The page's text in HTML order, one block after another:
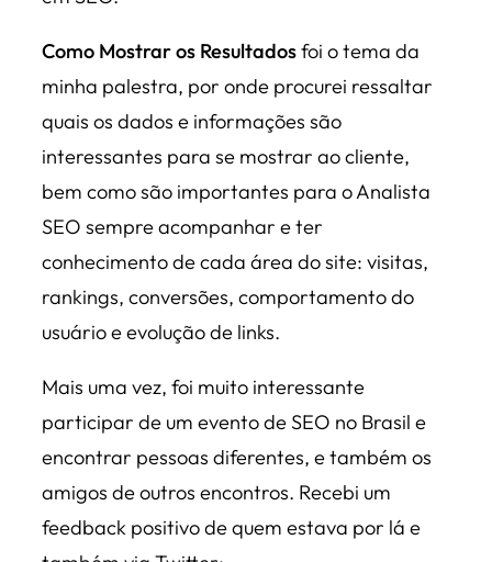
Como Mostrar os Resultadosfoi o tema da
minha palestra, por onde procurei ressaltar
quais os dados e informações são
interessantes para se mostrar ao cliente,
bem como são importantes para o Analista
SEO sempre acompanhar e ter
conhecimento de cada área do site: visitas,
rankings, conversões, comportamento do
usuário e evolução de links.
Mais uma vez, foi muito interessante
participar de um evento de SEO no Brasil e
encontrar pessoas diferentes, e também os
amigos de outros encontros. Recebi um
feedback positivo de quem estava por lá e